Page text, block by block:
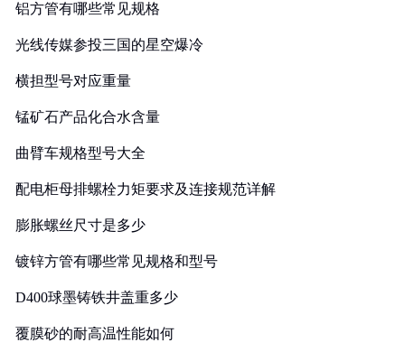
铝方管有哪些常见规格
光线传媒参投三国的星空爆冷
横担型号对应重量
锰矿石产品化合水含量
曲臂车规格型号大全
配电柜母排螺栓力矩要求及连接规范详解
膨胀螺丝尺寸是多少
镀锌方管有哪些常见规格和型号
D400球墨铸铁井盖重多少
覆膜砂的耐高温性能如何